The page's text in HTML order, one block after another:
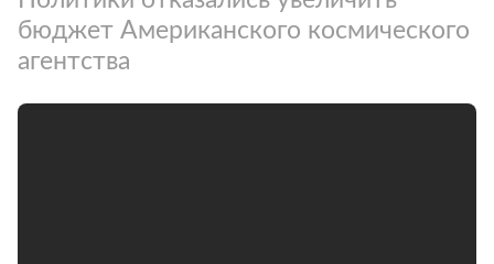
бюджет Американского космического
агентства